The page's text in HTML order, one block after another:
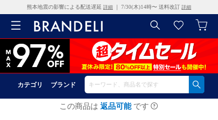
熊本地震の影響による配送遅延 詳細 ｜ 7/30(木)14時〜 送料改訂 詳細
カテゴリ ブランド
この商品は 返品可能 です